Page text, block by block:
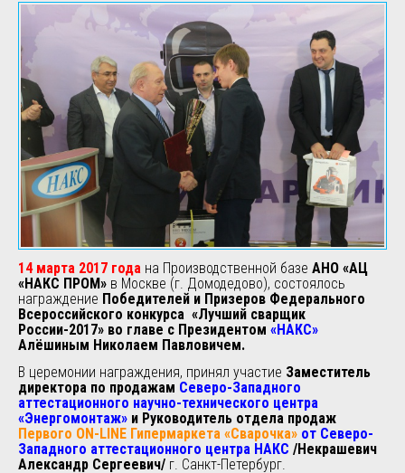
14 марта 2017 года на Производственной базе АНО «АЦ
«НАКС ПРОМ» в Москве (г. Домодедово), состоялось
награждение Победителей и Призеров Федерального
Всероссийского конкурса «Лучший сварщик
России-2017» во главе с Президентом «НАКС»
Алёшиным Николаем Павловичем.
В церемонии награждения, принял участие Заместитель
директора по продажам Северо-Западного
аттестационного научно-технического центра
«Энергомонтаж» и Руководитель отдела продаж
Первого ON-LINE Гипермаркета «Сварочка» от Северо-
Западного аттестационного центра НАКС /Некрашевич
Александр Сергеевич/ г. Санкт-Петербург.